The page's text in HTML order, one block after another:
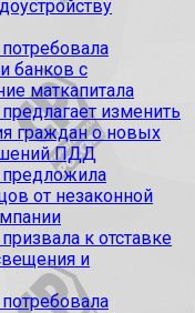
банков с
маткапитала
изменить
граждан о новых
ПДД
предложила
от незаконной
к отставке
и